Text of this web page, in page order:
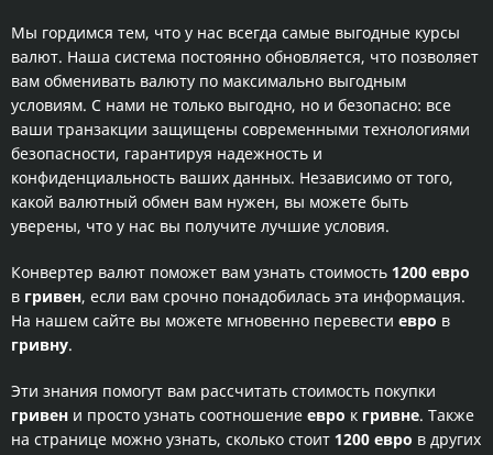
Мы гордимся тем, что у нас всегда самые выгодные курсы
валют. Наша система постоянно обновляется, что позволяет
вам обменивать валюту по максимально выгодным
условиям. С нами не только выгодно, но и безопасно: все
ваши транзакции защищены современными технологиями
безопасности, гарантируя надежность и
конфиденциальность ваших данных. Независимо от того,
какой валютный обмен вам нужен, вы можете быть
уверены, что у нас вы получите лучшие условия.
Конвертер валют поможет вам узнать стоимость 1200 евро
в гривен, если вам срочно понадобилась эта информация.
На нашем сайте вы можете мгновенно перевести евро в
гривну.
Эти знания помогут вам рассчитать стоимость покупки
гривен и просто узнать соотношение евро к гривне. Также
на странице можно узнать, сколько стоит 1200 евро в других